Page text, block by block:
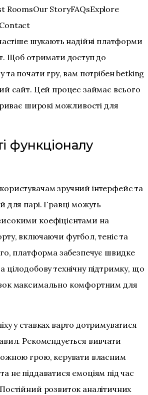
RoomsOur StoryFAQsExplore
Contact
шукають надійні платформи
Щоб отримати доступ до
та почати гру, вам потрібенbetking
сайт. Цей процес займає всього
широкі можливості для
функціоналу
зручний інтерфейс та
для парі. Гравці можуть
коефіцієнтами на
включаючи футбол, теніс та
платформа забезпечує швидке
цілодобову технічну підтримку, що
максимально комфортним для
у ставках варто дотримуватися
Рекомендується вивчати
грою, керувати власним
не піддаватися емоціям під час
розвиток аналітичних